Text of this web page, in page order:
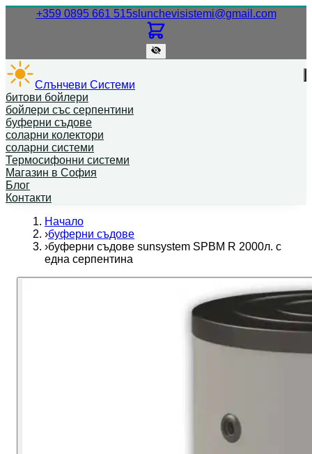
+359 0895 661 515Нашият телефонен номер.
slunchevisistemi@gmail.com
Слънчеви Системи
битови бойлери
бойлери със серпентини
буферни съдове
соларни колектори
соларни системи
Термосифонни системи
Магазин в София
Блог
Контакти
Начало
›буферни съдове
›буферни съдове sunsystem SPBM R 2000л. с
една серпентина